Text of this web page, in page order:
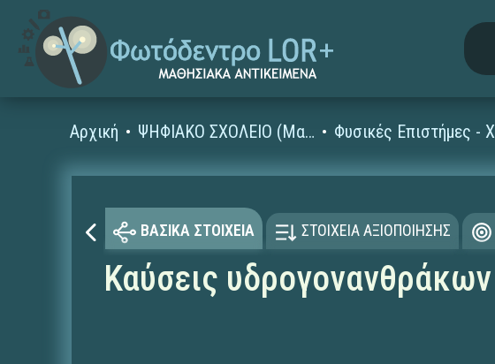
Αρχική ΨΗΦΙΑΚΟ ΣΧΟΛΕΙΟ (Μαθησιακά Αντικείμενα)
ΒΑΣΙΚΑ ΣΤΟΙΧΕΙΑ ΣΤΟΙΧΕΙΑ ΑΞΙΟΠΟΙΗΣΗΣ
Καύσεις υδρογονανθράκων